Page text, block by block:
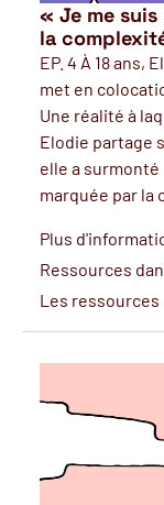
« Je me
la
EP. 4 À 18 ans,
met en
Une réalité à
Elodie partage
elle a
marquée par la
Plus
Ressources
Les